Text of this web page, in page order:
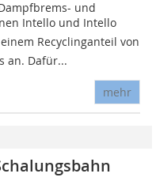
und
Intello und Intello
Recyclinganteil von
an. Dafür...
mehr